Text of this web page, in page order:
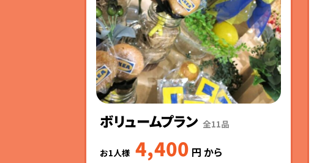
ボリュームプラン 全11品
お1人様 4,400 円 から